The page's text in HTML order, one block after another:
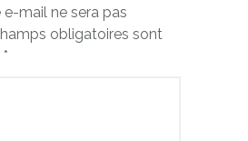
mail ne sera pas
obligatoires sont
*